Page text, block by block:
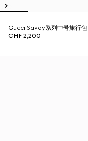
Gucci Savoy系列中号旅行包
CHF 2,200